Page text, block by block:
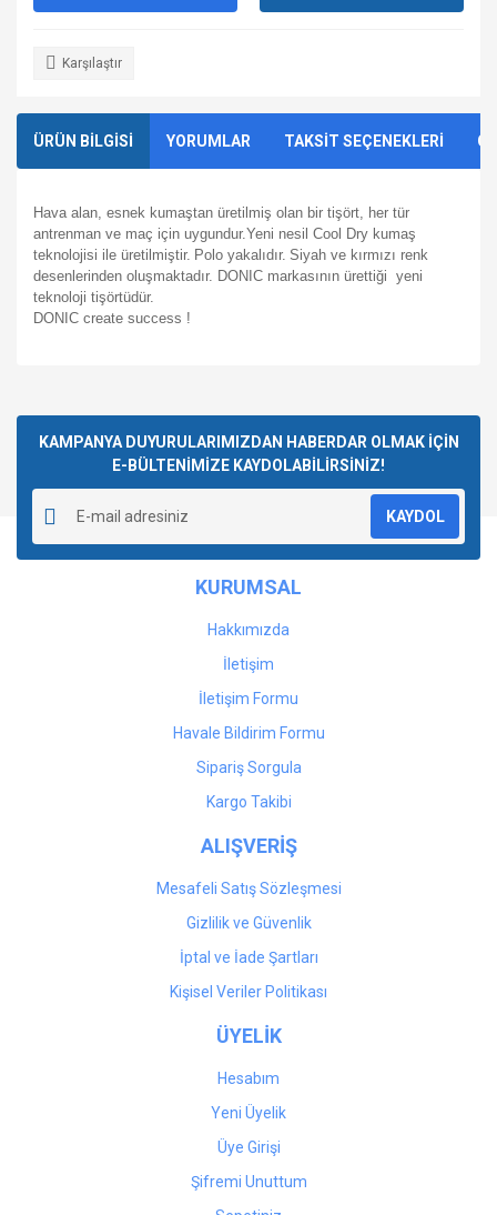
Karşılaştır
ÜRÜN BİLGİSİ YORUMLAR TAKSİT SEÇENEKLERİ
Hava alan, esnek kumaştan üretilmiş olan bir tişört, her tür
antrenman ve maç için uygundur.Yeni nesil Cool Dry kumaş
teknolojisi ile üretilmiştir. Polo yakalıdır. Siyah ve kırmızı renk
desenlerinden oluşmaktadır. DONIC markasının ürettiği yeni
teknoloji tişörtüdür.
DONIC create success !
Yorum Yaz
kullanarak tarafımıza iletebilirsiniz.
Görüş ve önerileriniz için teşekkür ederiz.
Ürün resmi kalitesiz, bozuk veya görüntülenemiyor.
Ürün açıklamasında eksik bilgiler bulunuyor.
Ürün bilgilerinde hatalar bulunuyor.
Ürün fiyatı diğer sitelerden daha pahalı.
Gönder
KAMPANYA DUYURULARIMIZDAN HABERDAR OLMAK İÇİN
E-BÜLTENİMİZE KAYDOLABİLİRSİNİZ!
KAYDOL
KURUMSAL
Hakkımızda
İletişim
İletişim Formu
Havale Bildirim Formu
Sipariş Sorgula
Kargo Takibi
ALIŞVERİŞ
Mesafeli Satış Sözleşmesi
Gizlilik ve Güvenlik
İptal ve İade Şartları
Kişisel Veriler Politikası
ÜYELİK
Hesabım
Yeni Üyelik
Üye Girişi
Şifremi Unuttum